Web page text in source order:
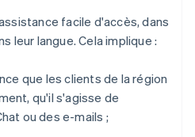
facile d'accès, dans
leur langue. Cela implique :
que les clients de la région
qu'il s'agisse de
ou des e-mails ;